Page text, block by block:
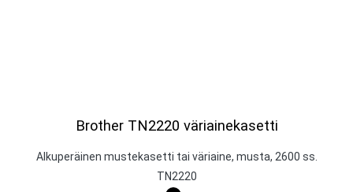
Brother TN2220 väriainekasetti
Alkuperäinen mustekasetti tai väriaine, musta, 2600 ss.
TN2220